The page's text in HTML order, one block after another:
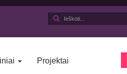
Ieškoti...
Projektai